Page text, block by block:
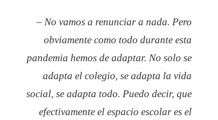
– No vamos a renunciar a nada. Pero
obviamente como todo durante esta
pandemia hemos de adaptar. No solo se
adapta el colegio, se adapta la vida
social, se adapta todo. Puedo decir, que
efectivamente el espacio escolar es el